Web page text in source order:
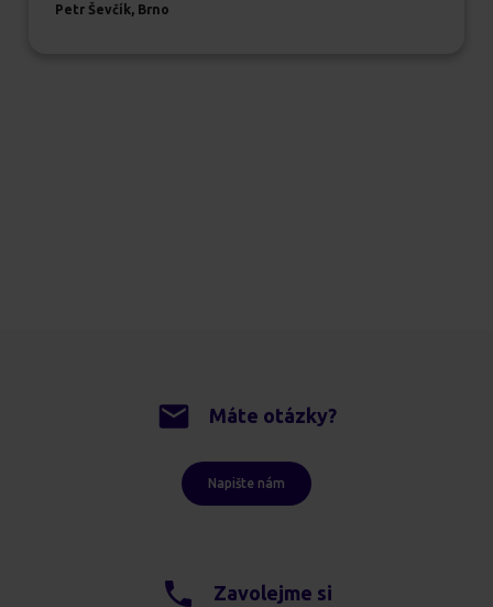
Petr Ševčík, Brno
Máte otázky?
Napište nám
Zavolejme si